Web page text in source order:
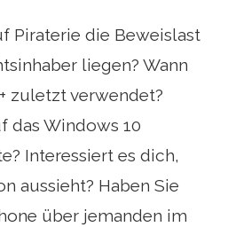
Piraterie die Beweislast
liegen? Wann
zuletzt verwendet?
das Windows 10
Interessiert es dich,
aussieht? Haben Sie
über jemanden im